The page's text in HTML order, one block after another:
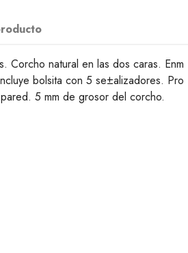
Corcho natural en las dos caras. Enm
bolsita con 5 se±alizadores. Pro
5 mm de grosor del corcho.